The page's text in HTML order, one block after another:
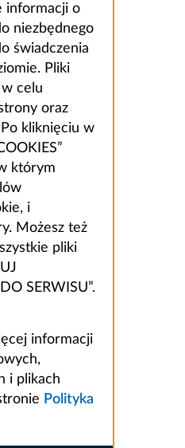
informacji o
niezbędnego
świadczenia
Pliki
celu
oraz
kliknięciu w
którym
i
Możesz też
pliki
SERWISU”.
informacji
i plikach
Polityka